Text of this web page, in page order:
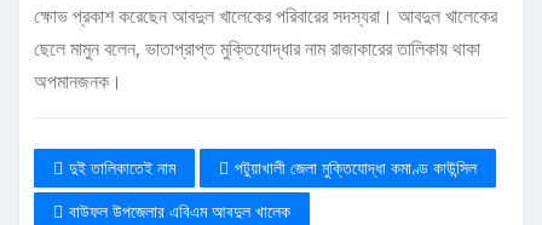
ক্ষোভ প্রকাশ করেছেন আবদুল খালেকের পরিবারের সদস্যরা। আবদুল খালেকের
ছেলে মামুন বলেন, ভাতাপ্রাপ্ত মুক্তিযোদ্ধার নাম রাজাকারের তালিকায় থাকা
অপমানজনক।
দুই তালিকাতেই নাম
পটুয়াখালী জেলা মুক্তিযোদ্ধা কমাণ্ড কাউন্সিল
বাউফল উপজেলার এবিএম আবদুল খালেক